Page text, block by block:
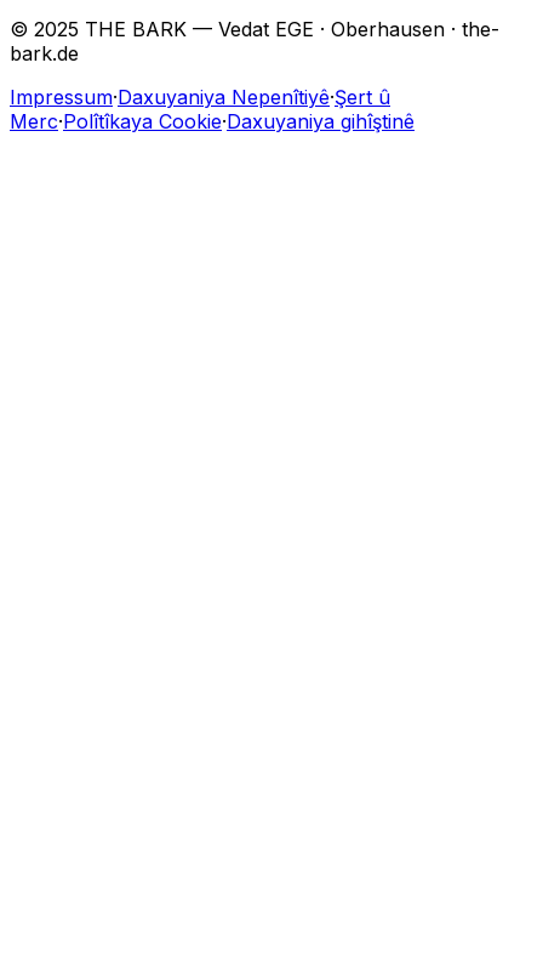
© 2025 THE BARK — Vedat EGE · Oberhausen · the-
bark.de
Impressum·Daxuyaniya Nepenîtiyê·Şert û
Merc·Polîtîkaya Cookie·Daxuyaniya gihîştinê